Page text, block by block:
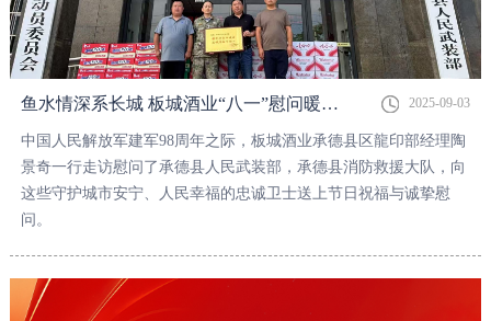
鱼水情深系长城 板城酒业“八一”慰问暖军心 2025-09-03
中国人民解放军建军98周年之际，板城酒业承德县区龍印部经理陶
景奇一行走访慰问了承德县人民武装部，承德县消防救援大队，向
这些守护城市安宁、人民幸福的忠诚卫士送上节日祝福与诚挚慰
问。